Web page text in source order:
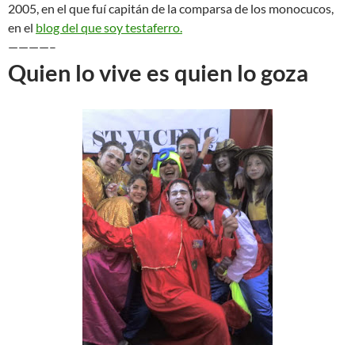
2005, en el que fuí capitán de la comparsa de los monocucos,
en el blog del que soy testaferro.
————–
Quien lo vive es quien lo goza